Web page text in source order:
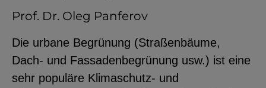
Prof. Dr. Oleg Panferov
Die urbane Begrünung (Straßenbäume,
Dach- und Fassadenbegrünung usw.) ist eine
sehr populäre Klimaschutz- und